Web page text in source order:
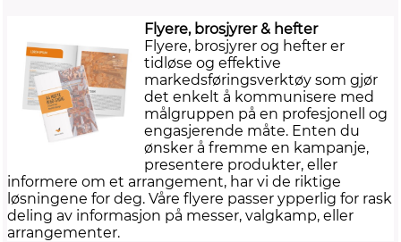
Flyere, brosjyrer & hefter
Flyere, brosjyrer og hefter er
tidløse og effektive
markedsføringsverktøy som gjør
det enkelt å kommunisere med
målgruppen på en profesjonell og
engasjerende måte. Enten du
ønsker å fremme en kampanje,
presentere produkter, eller
informere om et arrangement, har vi de riktige
løsningene for deg. Våre flyere passer ypperlig for rask
deling av informasjon på messer, valgkamp, eller
arrangementer.